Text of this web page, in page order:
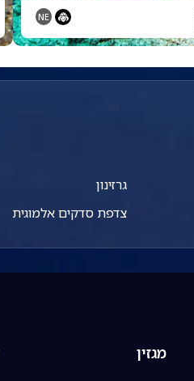
NE
גרזינון
צדפת סדקים אלמוגית
מגזין